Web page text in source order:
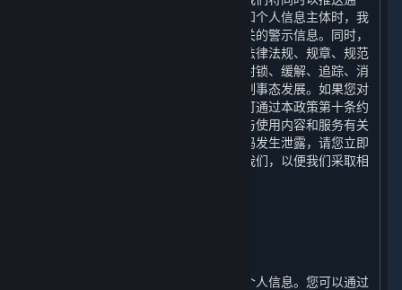
知、公告等形式告知您。当难以逐一告知个人信息主体时，我
们会采取合理、有效的方式发布与您有关的警示信息。同时，
我们还将根据网络安全事件的等级按照法律法规、规章、规范
性文件或政府的政策、命令等要求采取封锁、缓解、追踪、消
除和恢复等措施进行实施应急处置，控制事态发展。如果您对
我们的个人信息保护措施有任何疑问，可通过本政策第十条约
定的联系方式联系我们。如您发现自己与使用内容和服务有关
的个人信息泄密，尤其是您的账户及密码发生泄露，请您立即
通过本政策第十条约定的联系方式联络我们，以便我们采取相
您有权随时访问、更正或补充您的部分个人信息。您可以通过